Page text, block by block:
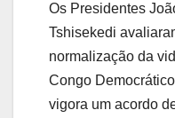
Os Presidentes
Tshisekedi
normalização da
Congo
vigora um acordo